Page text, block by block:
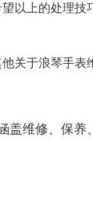
以上的处理技
关于浪琴手表